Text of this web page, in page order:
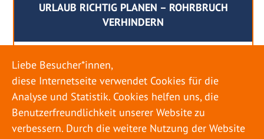
URLAUB RICHTIG PLANEN – ROHRBRUCH
VERHINDERN
18. MAI 2022
Egal ob Sommer oder Winter: Alle Menschen
genießen ihren Urlaub. Dabei zieht es die Einen
weiter weg, die Anderen bleiben dann doch
lieber in der Heimat. Wenn Sie für eine längere
Liebe Besucher*innen,
diese Internetseite verwendet Cookies für die
Analyse und Statistik. Cookies helfen uns, die
Benutzerfreundlichkeit unserer Website zu
verbessern. Durch die weitere Nutzung der Website